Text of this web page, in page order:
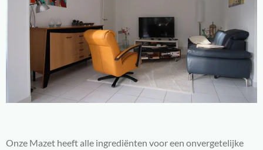
Onze Mazet heeft alle ingrediënten voor een onvergetelijke